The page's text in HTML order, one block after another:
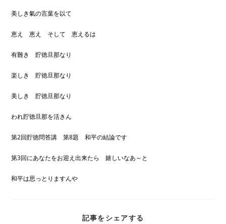
美しき氣の言葉を以て
恵え 恵え そして 恵えるは
有難き 貯徳旦那なり
楽しき 貯徳旦那なり
美しき 貯徳旦那なり
われ貯徳旦那を活きん
第2回貯徳問答講 第8題 和平の結論です
第3回にあなたをお迎え出来たら 嬉しいなあ～と
和平は思っとりますんや
記事をシェアする